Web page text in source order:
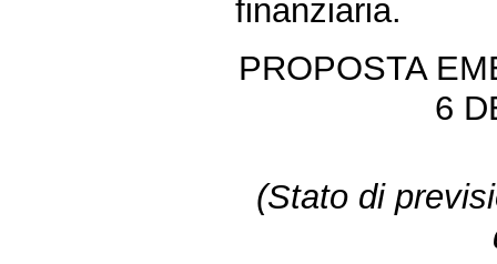
finanziaria.
PROPOSTA
6
(Stato di